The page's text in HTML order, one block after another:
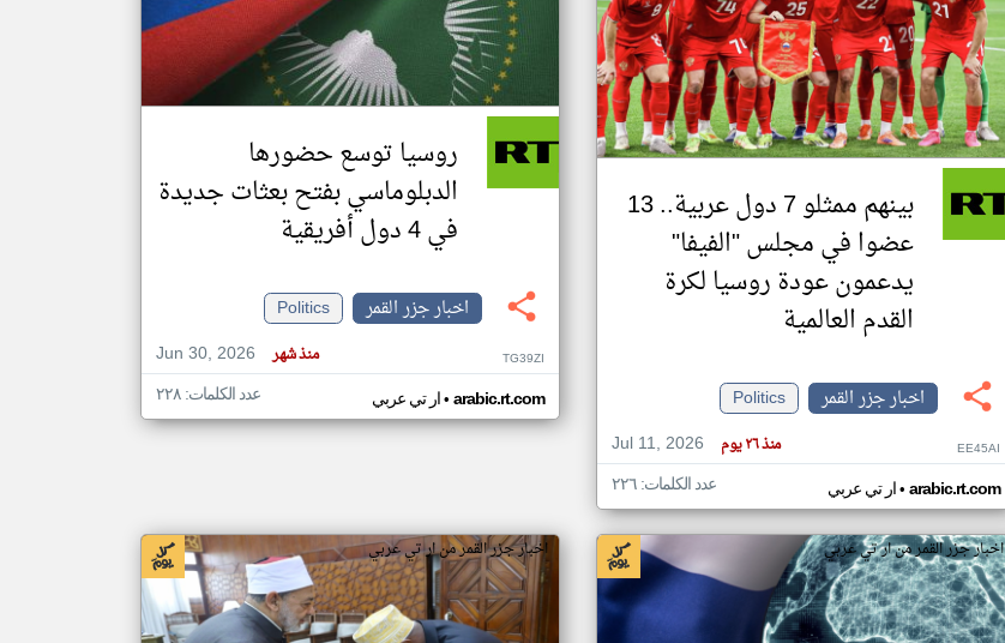
تغيير الدولة
اخبار جزر القمر على مدار الساعة
أهم اخبار جزر القمر العاجلة والمباشرة
بينهم ممثلو 7 دول عربية.. 13
عضوا في مجلس "الفيفا"
يدعمون عودة روسيا لكرة
القدم العالمية
اخبار جزر القمر
Politics
Jul 11, 2026
منذ ٢٦ يوم EE45AI
ار تي عربي• arabic.rt.com عدد الكلمات: ٢٢٦
روسيا توسع حضورها
الدبلوماسي بفتح بعثات جديدة
في 4 دول أفريقية
اخبار جزر القمر
Politics
Jun 30, 2026
منذ شهر TG39ZI
ار تي عربي• arabic.rt.com عدد الكلمات: ٢٢٨
اخبار جزر القمر من ار تي عربي اخبار جزر القمر من ار تي عربي
klyoum.com